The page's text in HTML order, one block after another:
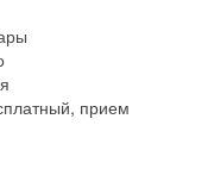
прием